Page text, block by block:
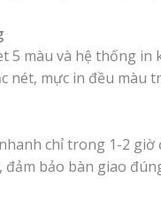
5 màu và hệ thống
nét, mực in đều màu
chỉ trong 1-2 giờ
bảo bàn giao